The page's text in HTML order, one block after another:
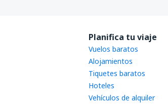
Planifica tu viaje
Vuelos baratos
Alojamientos
Tiquetes baratos
Hoteles
Vehículos de alquiler